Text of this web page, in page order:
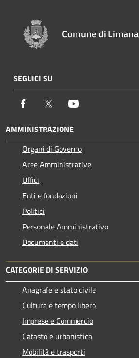
Comune di Limana
SEGUICI SU
Facebook Twitter
AMMINISTRAZIONE
Organi di Governo
Aree Amministrative
Uffici
Enti e fondazioni
Politici
Personale Amministrativo
Documenti e dati
CATEGORIE DI SERVIZIO
Anagrafe e stato civile
Cultura e tempo libero
Imprese e Commercio
Catasto e urbanistica
Mobilità e trasporti